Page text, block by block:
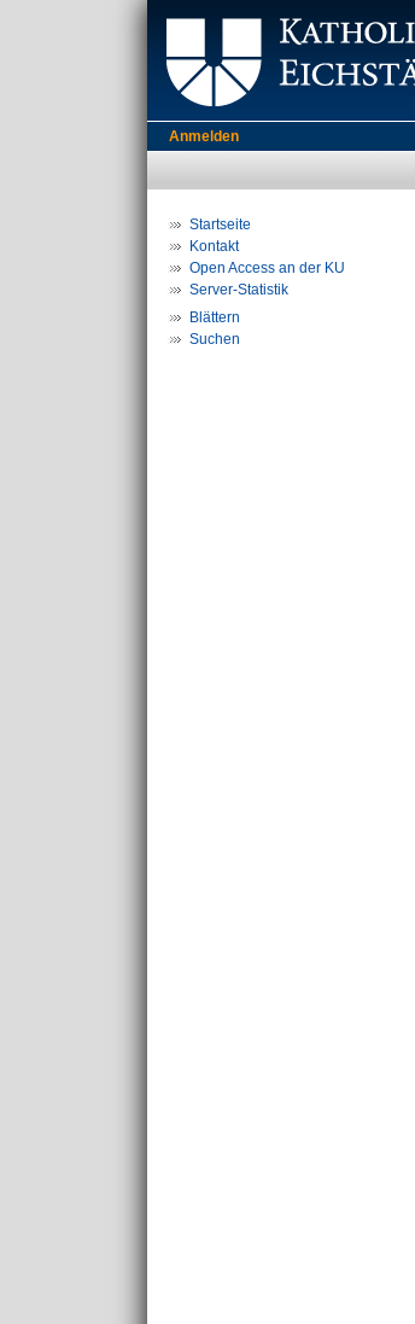
Anmelden
Startseite
Kontakt
Open Access an der KU
Server-Statistik
Blättern
Suchen